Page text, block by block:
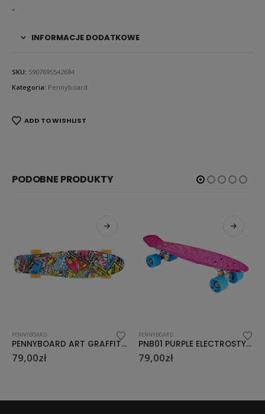
„
INFORMACJE DODATKOWE
SKU: 5907695542684
Kategoria: Pennyboard
ADD TO WISHLIST
PODOBNE PRODUKTY
PENNYBOARD
PNB01 PURPLE ELECTROSTYLE PENNYBOARD DESKOROLKA NILS EXTREME
79,00zł
PENNYBOARD
PENNYBOARD ART JOKER NILS EXTREME
79,00zł